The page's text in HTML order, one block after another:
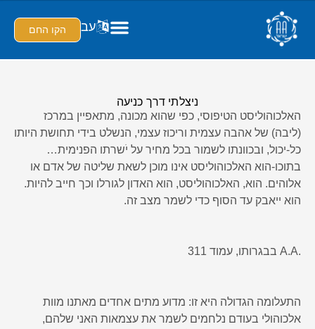
הקו החם עב
ניצלתי דרך כניעה
האלכוהוליסט הטיפוסי, כפי שהוא מכונה, מתאפיין במרכז
(ליבה) של אהבה עצמית וריכוז עצמי, הנשלט בידי תחושת היותו
כל-יכול, ובכוונתו לשמור בכל מחיר על יֹשרתו הפנימית…
בתוכו-הוא האלכוהוליסט אינו מוכן לשאת שליטה של אדם או
אלוהים. הוא, האלכוהוליסט, הוא האדון לגורלו וכך חייב להיות.
הוא ייאבק עד הסוף כדי לשמר מצב זה.
.A.A בבגרותו, עמוד 311
התעלומה הגדולה היא זו: מדוע מתים אחדים מאתנו מוות
אלכוהולי בעודם נלחמים לשמר את עצמאות האני שלהם,